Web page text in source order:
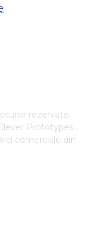
rezervate.
Prototypes ,
comerciale din